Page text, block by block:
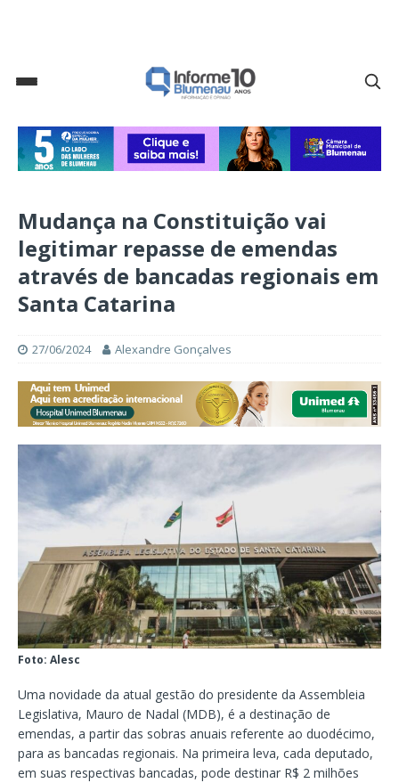
Mudança na Constituição vai
legitimar repasse de emendas
através de bancadas regionais em
Santa Catarina
27/06/2024 Alexandre Gonçalves
Foto: Alesc
Uma novidade da atual gestão do presidente da Assembleia
Legislativa, Mauro de Nadal (MDB), é a destinação de
emendas, a partir das sobras anuais referente ao duodécimo,
para as bancadas regionais. Na primeira leva, cada deputado,
em suas respectivas bancadas, pode destinar R$ 2 milhões